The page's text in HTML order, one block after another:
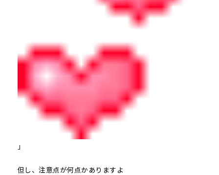
」
但し、注意点が何点かありますよ